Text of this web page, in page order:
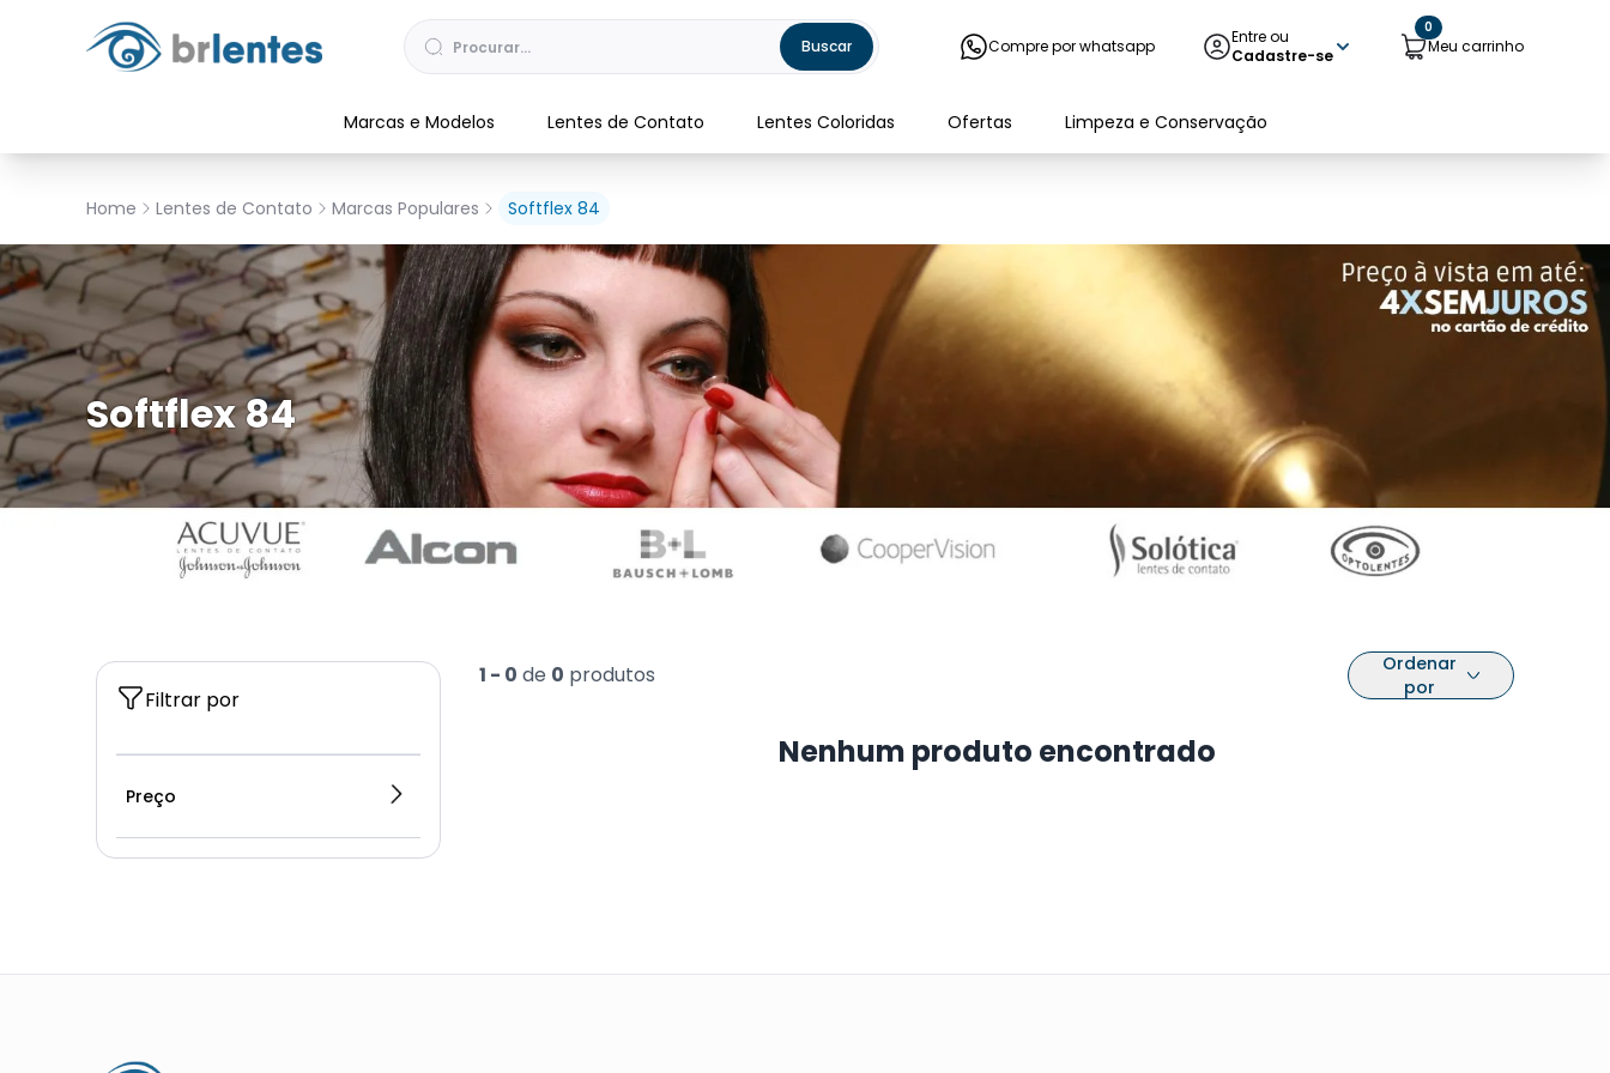
Buscar Compre por whatsapp
Entre ou
Cadastre-se
0
Meu carrinho
Marcas e Modelos Lentes de Contato Lentes Coloridas Ofertas Limpeza e Conservação
Home Lentes de Contato Marcas Populares Softflex 84
Softflex 84
Filtrar por
Preço
1 - 0 de 0 produtos
Ordenar
por
Nenhum produto encontrado